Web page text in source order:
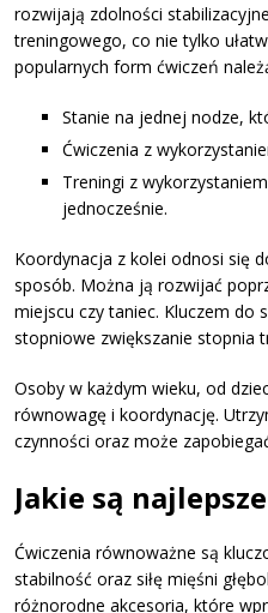
rozwijają zdolności
treningowego, co nie tylko
popularnych form ćwiczeń
Stanie na jednej nodze,
Ćwiczenia z
Treningi z
jednocześnie.
Koordynacja z kolei odnosi się
sposób. Można ją rozwijać
miejscu czy taniec. Kluczem do
stopniowe zwiększanie stopnia
Osoby w każdym wieku, od
równowagę i koordynację.
czynności oraz może
Jakie są
Ćwiczenia równoważne są
stabilność oraz siłę mięśni
różnorodne akcesoria, które